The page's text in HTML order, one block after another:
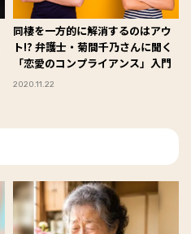
同棲を一方的に解消するのはアウ
ト!? 弁護士・菊間千乃さんに聞く
「恋愛のコンプライアンス」入門
2020.11.22